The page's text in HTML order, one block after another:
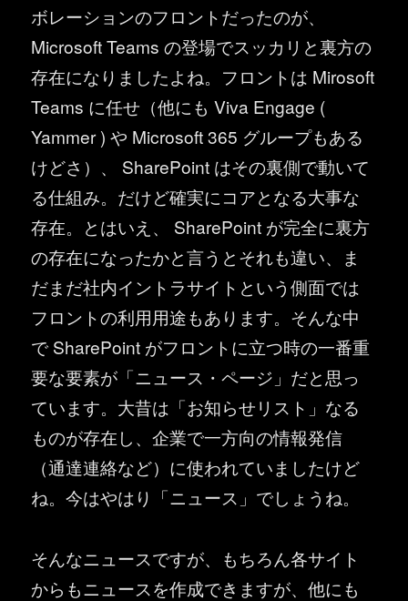
ボレーションのフロントだったのが、
Microsoft Teams の登場でスッカリと裏方の
存在になりましたよね。フロントは Mirosoft
Teams に任せ（他にも Viva Engage (
Yammer ) や Microsoft 365 グループもある
けどさ）、 SharePoint はその裏側で動いて
る仕組み。だけど確実にコアとなる大事な
存在。とはいえ、 SharePoint が完全に裏方
の存在になったかと言うとそれも違い、ま
だまだ社内イントラサイトという側面では
フロントの利用用途もあります。そんな中
で SharePoint がフロントに立つ時の一番重
要な要素が「ニュース・ページ」だと思っ
ています。大昔は「お知らせリスト」なる
ものが存在し、企業で一方向の情報発信
（通達連絡など）に使われていましたけど
ね。今はやはり「ニュース」でしょうね。
そんなニュースですが、もちろん各サイト
からもニュースを作成できますが、他にも